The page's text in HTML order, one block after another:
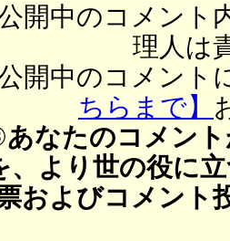
開中のコメント
理人は
開中のコメント
ちらまで】
あなたのコメン
、より世の役に
およびコメント